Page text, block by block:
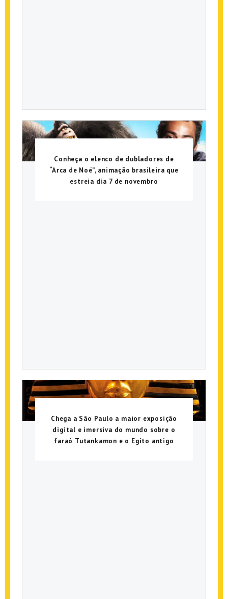
Conheça o elenco de dubladores de
“Arca de Noé”, animação brasileira que
estreia dia 7 de novembro
Chega a São Paulo a maior exposição
digital e imersiva do mundo sobre o
faraó Tutankamon e o Egito antigo